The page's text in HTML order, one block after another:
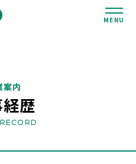
MENU
案内
歴